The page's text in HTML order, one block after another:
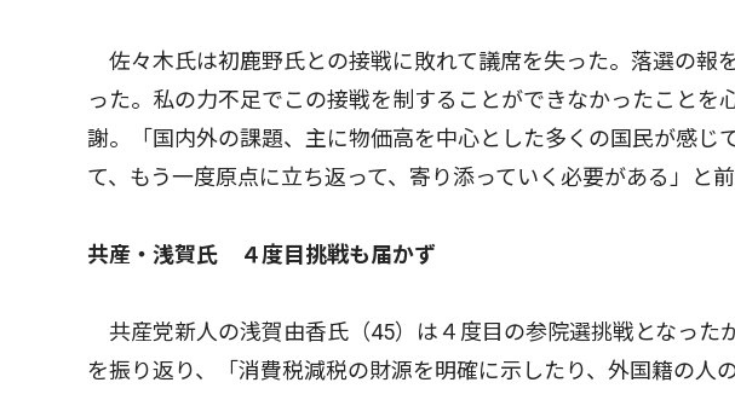
佐々木氏は初鹿野氏との接戦に敗れて議席を失った。落選の報
った。私の力不足でこの接戦を制することができなかったことを
謝。「国内外の課題、主に物価高を中心とした多くの国民が感じ
て、もう一度原点に立ち返って、寄り添っていく必要がある」と前
共産・浅賀氏 ４度目挑戦も届かず
共産党新人の浅賀由香氏（45）は４度目の参院選挑戦となった
を振り返り、「消費税減税の財源を明確に示したり、外国籍の人